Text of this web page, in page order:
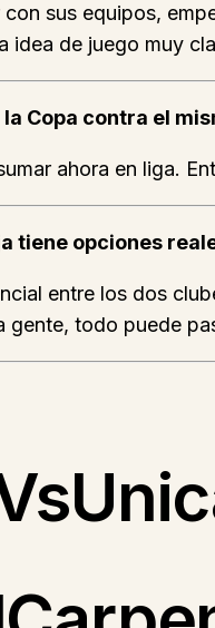
sus equipos,
idea de juego muy
Copa contra el
ahora en liga.
tiene opciones
entre los dos
gente, todo puede